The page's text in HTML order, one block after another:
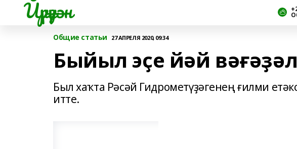
Йүрүҙән
Общие статьи 27 АПРЕЛЯ 2020, 09:34
Быйыл эҫе йәй
Был хаҡта Рәсәй Гидрометүҙәгенең ғилми
итте.